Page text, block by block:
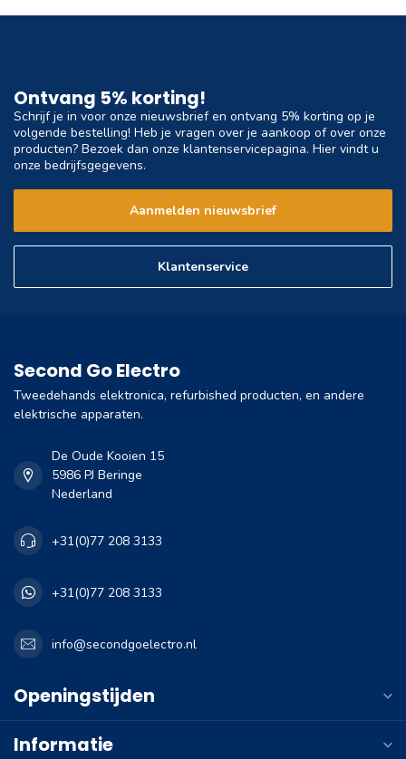
Ontvang 5% korting!
Schrijf je in voor onze nieuwsbrief en ontvang 5% korting op je
volgende bestelling! Heb je vragen over je aankoop of over onze
producten? Bezoek dan onze klantenservicepagina. Hier vindt u
onze bedrijfsgegevens.
Aanmelden nieuwsbrief
Klantenservice
Second Go Electro
Tweedehands elektronica, refurbished producten, en andere
elektrische apparaten.
De Oude Kooien 15
5986 PJ Beringe
Nederland
+31(0)77 208 3133
+31(0)77 208 3133
info@secondgoelectro.nl
Openingstijden
Informatie